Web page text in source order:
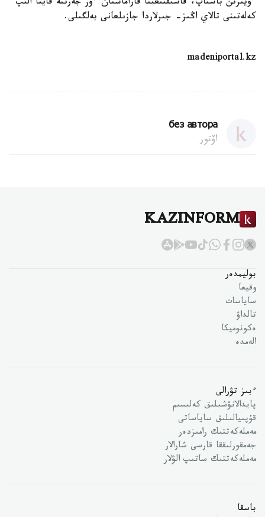
كەلەتىنى تالاي اڭىز- جىرلاردا جازىلعانى بەلگىلى.
madeniportal.kz
без автора
اۆتور
KAZINFORM
بوليمدەر
وقيعا
ساياسات
تالداۋ
ەكونوميكا
الەمدە
ءبىز تۋرالى
پايدالانۋشىلىق كەلىسىم
قۇپىيالىلىق ساياساتى
مەملەكەتتىك رامىزدەر
جەمقورلىققا قارسى شارالار
مەملەكەتتىك ساتىپ الۋلار
باسقا